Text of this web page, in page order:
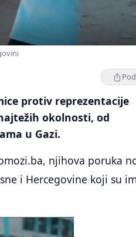
protiv reprezentacije
okolnosti, od
u Gazi.
njihova poruka
i Hercegovine koji su